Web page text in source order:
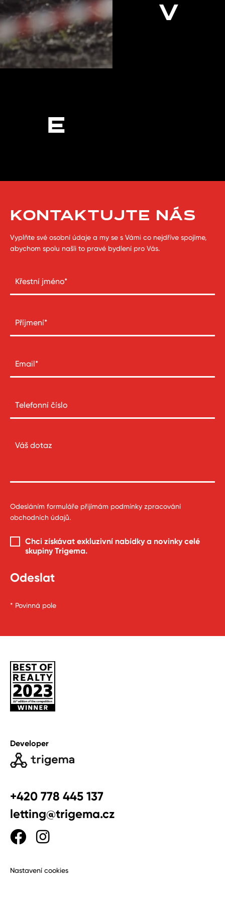
V
E
Developer
+420 778 445 137
letting@trigema.cz
Nastavení cookies
KONTAKTUJTE NÁS
Vyplňte své osobní údaje a my se s Vámi co nejdříve spojíme,
abychom spolu našli to pravé bydlení pro Vás.
Odesláním formuláře přijímám podmínky zpracování
obchodních údajů.
Chci získávat exkluzivní nabídky a novinky celé
skupiny Trigema.
* Povinná pole